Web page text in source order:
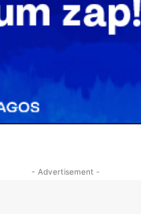
- Advertisement -